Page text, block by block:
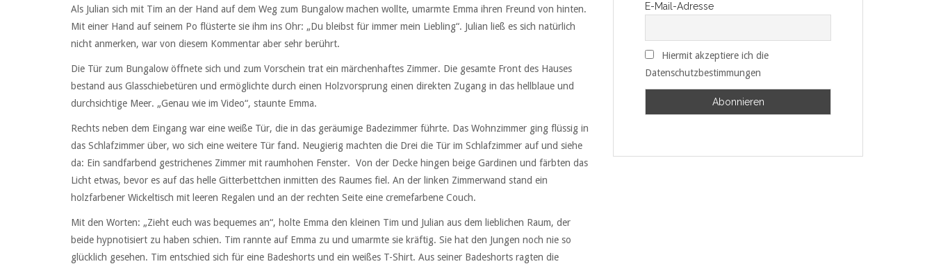
Als Julian sich mit Tim an der Hand auf dem Weg zum Bungalow machen wollte, umarmte Emma ihren Freund von hinten.
Mit einer Hand auf seinem Po flüsterte sie ihm ins Ohr: „Du bleibst für immer mein Liebling“. Julian ließ es sich natürlich
nicht anmerken, war von diesem Kommentar aber sehr berührt.
Die Tür zum Bungalow öffnete sich und zum Vorschein trat ein märchenhaftes Zimmer. Die gesamte Front des Hauses
bestand aus Glasschiebetüren und ermöglichte durch einen Holzvorsprung einen direkten Zugang in das hellblaue und
durchsichtige Meer. „Genau wie im Video“, staunte Emma.
Rechts neben dem Eingang war eine weiße Tür, die in das geräumige Badezimmer führte. Das Wohnzimmer ging flüssig in
das Schlafzimmer über, wo sich eine weitere Tür fand. Neugierig machten die Drei die Tür im Schlafzimmer auf und siehe
da: Ein sandfarbend gestrichenes Zimmer mit raumhohen Fenster. Von der Decke hingen beige Gardinen und färbten das
Licht etwas, bevor es auf das helle Gitterbettchen inmitten des Raumes fiel. An der linken Zimmerwand stand ein
holzfarbener Wickeltisch mit leeren Regalen und an der rechten Seite eine cremefarbene Couch.
Mit den Worten: „Zieht euch was bequemes an“, holte Emma den kleinen Tim und Julian aus dem lieblichen Raum, der
beide hypnotisiert zu haben schien. Tim rannte auf Emma zu und umarmte sie kräftig. Sie hat den Jungen noch nie so
glücklich gesehen. Tim entschied sich für eine Badeshorts und ein weißes T-Shirt. Aus seiner Badeshorts ragten die
E-Mail-Adresse
Hiermit akzeptiere ich die
Datenschutzbestimmungen